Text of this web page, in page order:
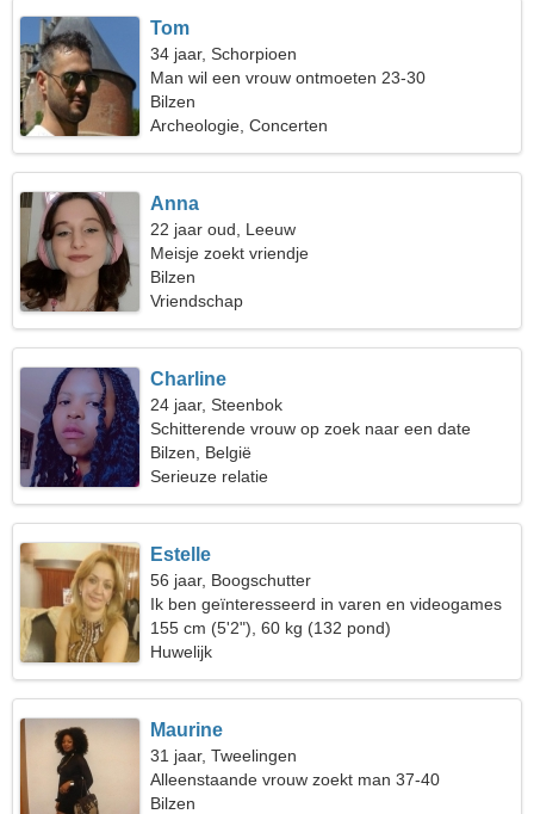
Tom
34 jaar, Schorpioen
Man wil een vrouw ontmoeten 23-30
Bilzen
Archeologie, Concerten
Anna
22 jaar oud, Leeuw
Meisje zoekt vriendje
Bilzen
Vriendschap
Charline
24 jaar, Steenbok
Schitterende vrouw op zoek naar een date
Bilzen, België
Serieuze relatie
Estelle
56 jaar, Boogschutter
Ik ben geïnteresseerd in varen en videogames
155 cm (5'2"), 60 kg (132 pond)
Huwelijk
Maurine
31 jaar, Tweelingen
Alleenstaande vrouw zoekt man 37-40
Bilzen